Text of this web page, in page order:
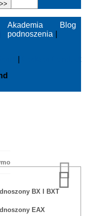
Akademia
podnoszenia
Blog
BX I BXT
EAX